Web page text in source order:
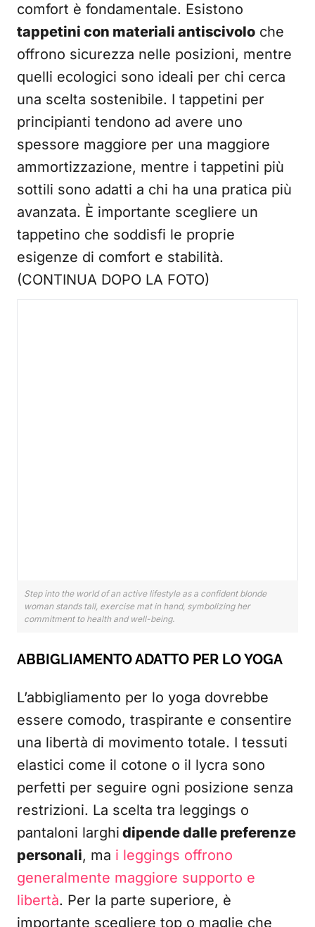
comfort è fondamentale. Esistono
tappetini con materiali antiscivolo che
offrono sicurezza nelle posizioni, mentre
quelli ecologici sono ideali per chi cerca
una scelta sostenibile. I tappetini per
principianti tendono ad avere uno
spessore maggiore per una maggiore
ammortizzazione, mentre i tappetini più
sottili sono adatti a chi ha una pratica più
avanzata. È importante scegliere un
tappetino che soddisfi le proprie
esigenze di comfort e stabilità.
(CONTINUA DOPO LA FOTO)
Step into the world of an active lifestyle as a confident blonde
woman stands tall, exercise mat in hand, symbolizing her
commitment to health and well-being.
ABBIGLIAMENTO ADATTO PER LO YOGA
L’abbigliamento per lo yoga dovrebbe
essere comodo, traspirante e consentire
una libertà di movimento totale. I tessuti
elastici come il cotone o il lycra sono
perfetti per seguire ogni posizione senza
restrizioni. La scelta tra leggings o
pantaloni larghi dipende dalle preferenze
personali, ma i leggings offrono
generalmente maggiore supporto e
libertà. Per la parte superiore, è
importante scegliere top o maglie che